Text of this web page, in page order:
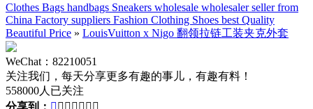
Clothes Bags handbags Sneakers wholesale wholesaler seller from
China Factory suppliers Fashion Clothing Shoes best Quality
Beautiful Price » LouisVuitton x Nigo 翻领拉链工装夹克外套
WeChat：82210051
关注我们，每天分享更多有趣的事儿，有趣有料！
558000人已关注
分享到：       